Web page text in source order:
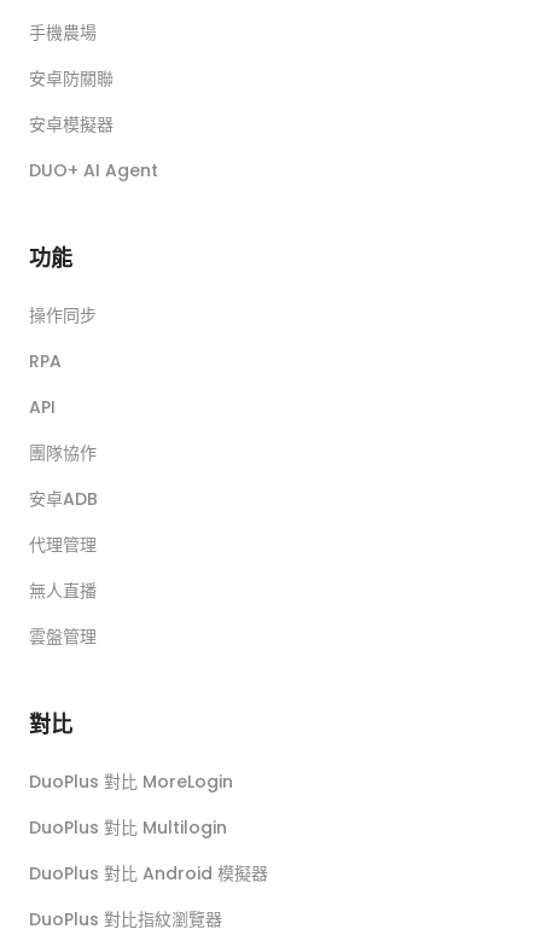
手機農場
安卓防關聯
安卓模擬器
DUO+ AI Agent
功能
操作同步
RPA
API
團隊協作
安卓ADB
代理管理
無人直播
雲盤管理
對比
DuoPlus 對比 MoreLogin
DuoPlus 對比 Multilogin
DuoPlus 對比 Android 模擬器
DuoPlus 對比指紋瀏覽器